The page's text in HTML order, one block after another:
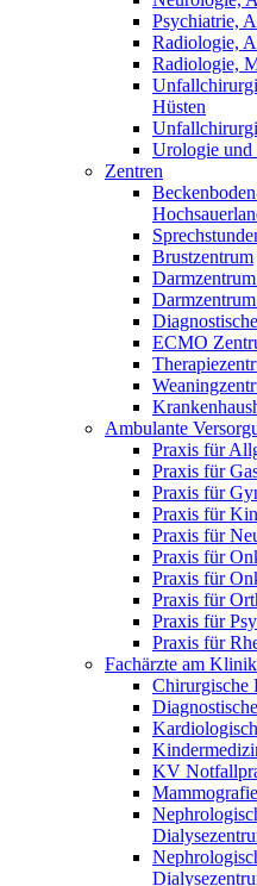
Psychiatrie,
Radiologie,
Radiologie,
Hüsten
Urologie und
Zentren
Brustzentrum
ECMO
Ambulante
Praxis für
Praxis für
Praxis für
Praxis für
Praxis für
Praxis für
Praxis für
Praxis für
Praxis für
Praxis für
Fachärzte am
Chirurgische
KV